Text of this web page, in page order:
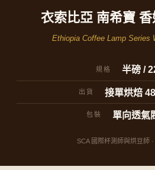
衣索比亞 南希寶
Ethiopia Coffee Lamp Series
規格 半磅 /
出貨 接單烘焙
包裝 單向透氣
SCA 國際杯測師與烘豆師